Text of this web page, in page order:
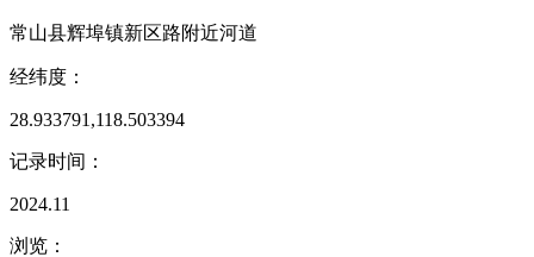
常山县辉埠镇新区路附近河道
经纬度：
28.933791,118.503394
记录时间：
2024.11
浏览：